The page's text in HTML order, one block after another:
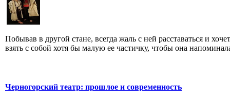
Побывав в другой стане, всегда жаль с ней расставаться и
взять с собой хотя бы малую ее частичку, чтобы она
Черногорский театр: прошлое и современность